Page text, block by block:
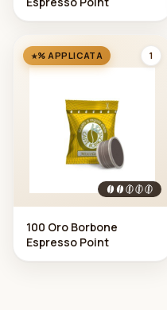
% APPLICATA 1
100 Oro Borbone
Espresso Point